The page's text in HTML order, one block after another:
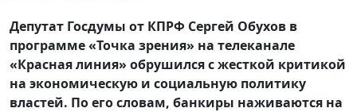
Депутат Госдумы от КПРФ Сергей Обухов в
программе «Точка зрения» на телеканале
«Красная линия» обрушился с жесткой критикой
на экономическую и социальную политику
властей. По его словам, банкиры наживаются на